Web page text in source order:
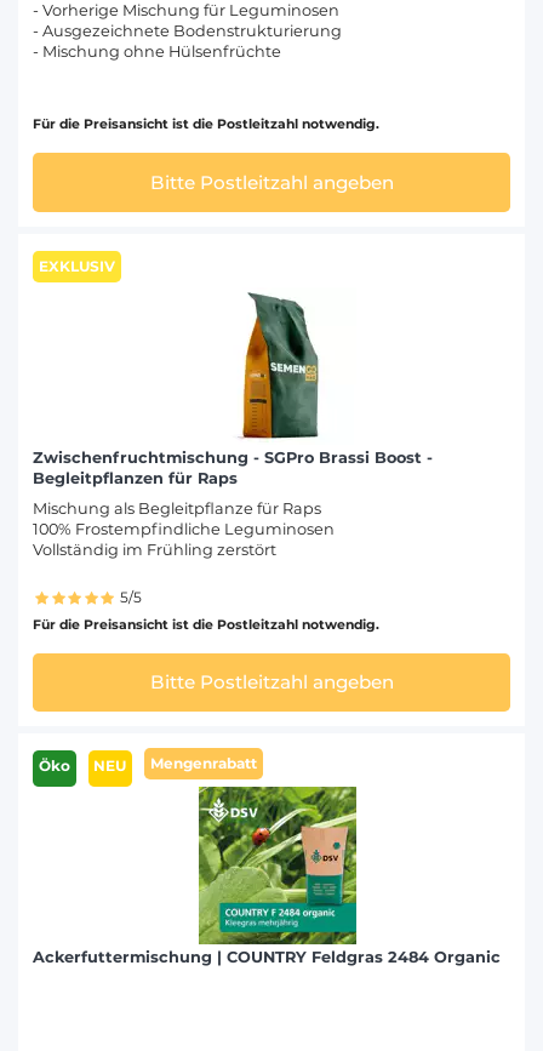
- Vorherige Mischung für Leguminosen
- Ausgezeichnete Bodenstrukturierung
- Mischung ohne Hülsenfrüchte
Für die Preisansicht ist die Postleitzahl notwendig.
Bitte Postleitzahl angeben
EXKLUSIV
Zwischenfruchtmischung - SGPro Brassi Boost -
Begleitpflanzen für Raps
Mischung als Begleitpflanze für Raps
100% Frostempfindliche Leguminosen
Vollständig im Frühling zerstört
5/5
Für die Preisansicht ist die Postleitzahl notwendig.
Bitte Postleitzahl angeben
Öko NEU Mengenrabatt
Ackerfuttermischung | COUNTRY Feldgras 2484 Organic